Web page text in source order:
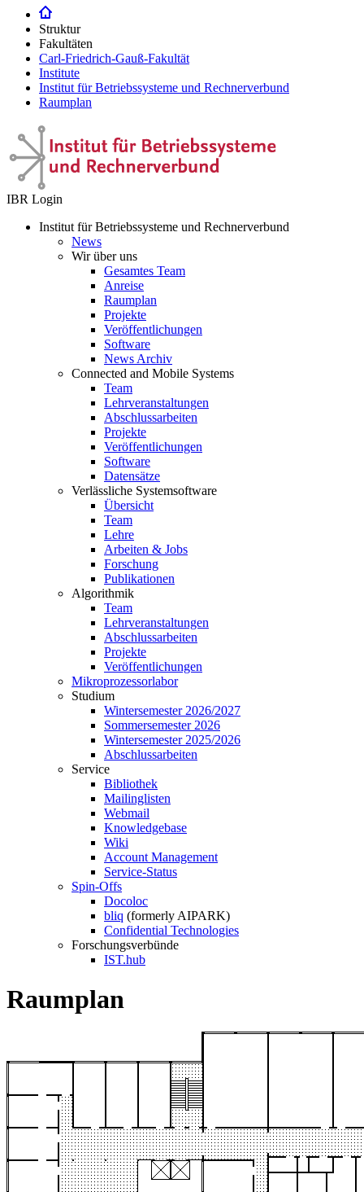
Struktur
Fakultäten
Carl-Friedrich-Gauß-Fakultät
Institute
Institut für Betriebssysteme und Rechnerverbund
Raumplan
IBR Login
Institut für Betriebssysteme und Rechnerverbund
News
Wir über uns
Gesamtes Team
Anreise
Raumplan
Projekte
Veröffentlichungen
Software
News Archiv
Connected and Mobile Systems
Team
Lehrveranstaltungen
Abschlussarbeiten
Projekte
Veröffentlichungen
Software
Datensätze
Verlässliche Systemsoftware
Übersicht
Team
Lehre
Arbeiten & Jobs
Forschung
Publikationen
Algorithmik
Team
Lehrveranstaltungen
Abschlussarbeiten
Projekte
Veröffentlichungen
Mikroprozessorlabor
Studium
Wintersemester 2026/2027
Sommersemester 2026
Wintersemester 2025/2026
Abschlussarbeiten
Service
Bibliothek
Mailinglisten
Webmail
Knowledgebase
Wiki
Account Management
Service-Status
Spin-Offs
Docoloc
bliq (formerly AIPARK)
Confidential Technologies
Forschungsverbünde
IST.hub
Raumplan